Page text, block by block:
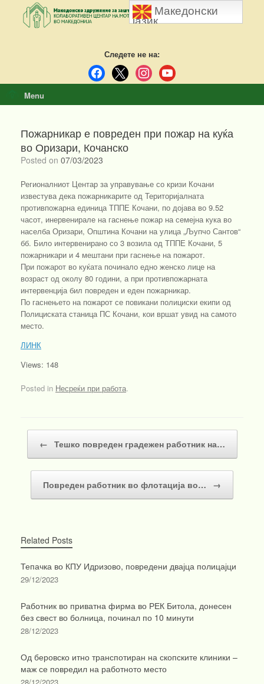
content
Следете не на:
facebook
x instagramyoutube
Menu
Пожарникар е повреден при пожар на куќа
во Оризари, Кочанско
Posted on 07/03/2023
Регионалниот Центар за управување со кризи Кочани
известува дека пожарникарите од Територијалната
противпожарна единица ТППЕ Кочани, по дојава во 9.52
часот, инервенирале на гаснење пожар на семејна кука во
населба Оризари, Општина Кочани на улица „Љупчо Сантов“
бб. Било интервенирано со 3 возила од ТППЕ Кочани, 5
пожарникари и 4 мештани при гаснење на пожарот.
При пожарот во куќата починало едно женско лице на
возраст од околу 80 години, а при противпожарната
интервенција бил повреден и еден пожарникар.
По гаснењето на пожарот се повикани полициски екипи од
Полициската станица ПС Кочани, кои вршат увид на самото
место.
ЛИНК
Views: 148
Posted in Несреќи при работа.
← Тешко повреден градежен работник на…
Повреден работник во флотација во… →
Related Posts
Тепачка во КПУ Идризово, повредени двајца полицајци
29/12/2023
Работник во приватна фирма во РЕК Битола, донесен
без свест во болница, починал по 10 минути
28/12/2023
Од беровско итно транспотиран на скопските клиники –
маж се повредил на работното место
28/12/2023
Македонски
јазик